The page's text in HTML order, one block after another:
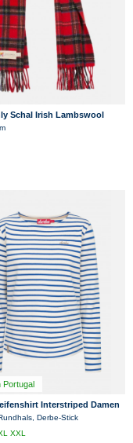
Schal Irish Lambswool
Kariert Tartan
Portugal
Interstriped Damen
Langarmshirt GOTS Organic
Derbe-Stick
XXL